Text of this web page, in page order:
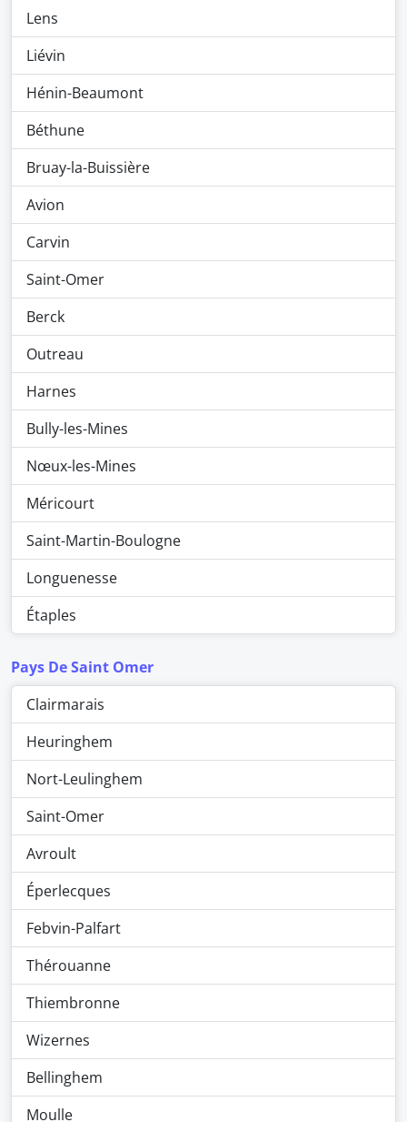
Lens
Liévin
Hénin-Beaumont
Béthune
Bruay-la-Buissière
Avion
Carvin
Saint-Omer
Berck
Outreau
Harnes
Bully-les-Mines
Nœux-les-Mines
Méricourt
Saint-Martin-Boulogne
Longuenesse
Étaples
Pays De Saint Omer
Clairmarais
Heuringhem
Nort-Leulinghem
Saint-Omer
Avroult
Éperlecques
Febvin-Palfart
Thérouanne
Thiembronne
Wizernes
Bellinghem
Moulle